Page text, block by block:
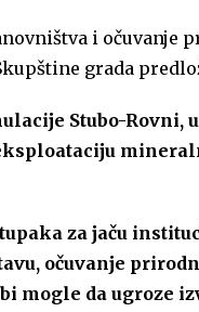
i
grada
Stubo-Rovni,
za jaču
očuvanje
mogle da ugroze